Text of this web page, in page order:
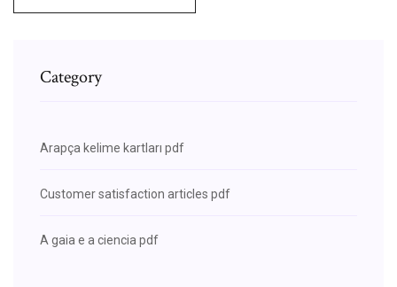
Category
Arapça kelime kartları pdf
Customer satisfaction articles pdf
A gaia e a ciencia pdf